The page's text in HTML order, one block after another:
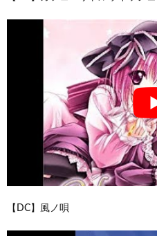
【DC】風ノ唄